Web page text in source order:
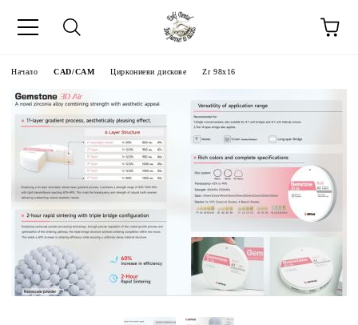
Начало CAD/CAM Циркониеви дискове Zr 98x16